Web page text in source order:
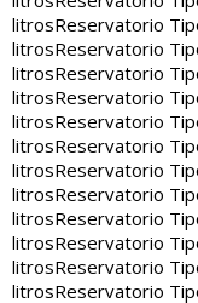
litrosReservatorio
litrosReservatorio
litrosReservatorio
litrosReservatorio
litrosReservatorio
litrosReservatorio
litrosReservatorio
litrosReservatorio
litrosReservatorio
litrosReservatorio
litrosReservatorio
litrosReservatorio